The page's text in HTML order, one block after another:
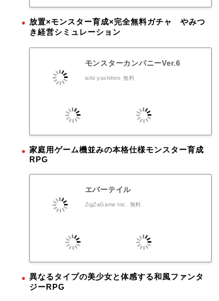
放置×モンスター育成×完全無料ガチャ やみつ
き経営シミュレーション
モンスターカンパニーVer.6
ishii yoshihiro 無料
家庭用ゲーム機並みの本格仕様モンスター育成
RPG
エバーテイル
ZigZaGame Inc. 無料
異なるタイプの美少女と体感する和風ファンタ
ジーRPG